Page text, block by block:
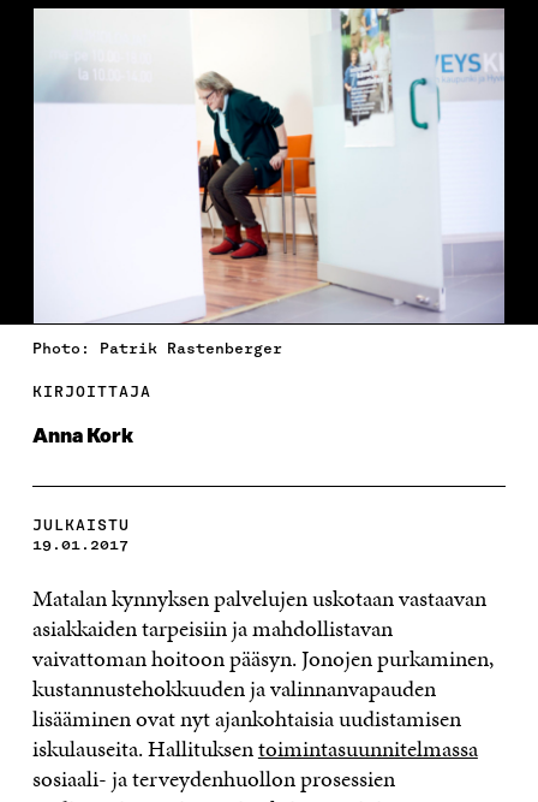
Photo: Patrik Rastenberger
KIRJOITTAJA
Anna Kork
JULKAISTU
19.01.2017
Matalan kynnyksen palvelujen uskotaan vastaavan
asiakkaiden tarpeisiin ja mahdollistavan
vaivattoman hoitoon pääsyn. Jonojen purkaminen,
kustannustehokkuuden ja valinnanvapauden
lisääminen ovat nyt ajankohtaisia uudistamisen
iskulauseita. Hallituksentoimintasuunnitelmassa
sosiaali- ja terveydenhuollon prosessien